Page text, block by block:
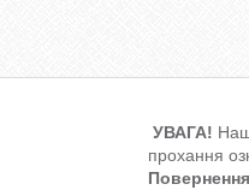
УВАГА!
прохання